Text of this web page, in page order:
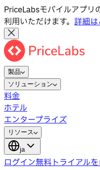
PriceLabsモバイルアプリ
利用いただけます。 詳細
製品
ソリューション
料金
ホテル
エンタープライズ
リソース
ja
ログイン無料トライアル